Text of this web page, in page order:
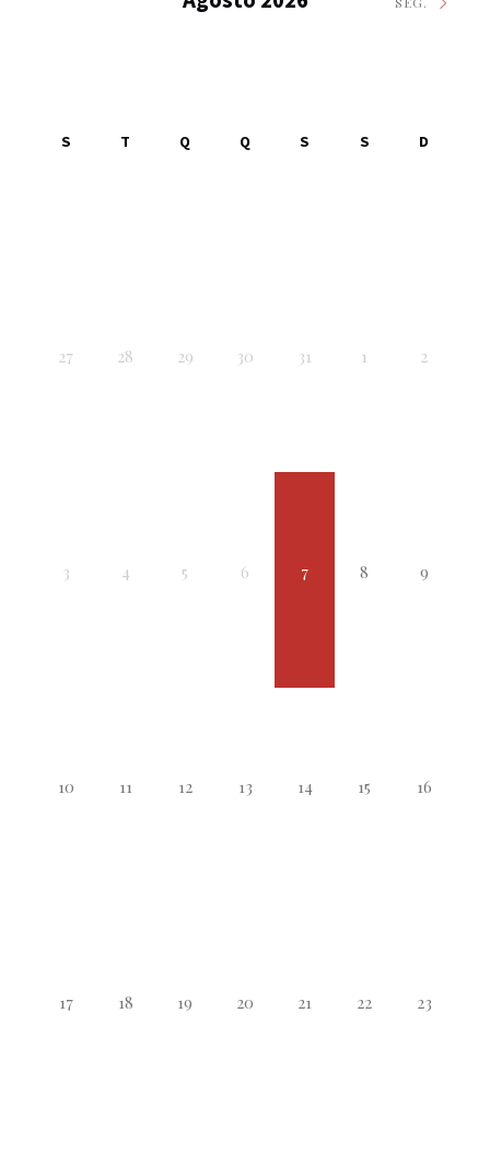
S T Q Q S S D
27 28 29 30 31 1 2
3 4 5 6 7 8 9
10 11 12 13 14 15 16
17 18 19 20 21 22 23